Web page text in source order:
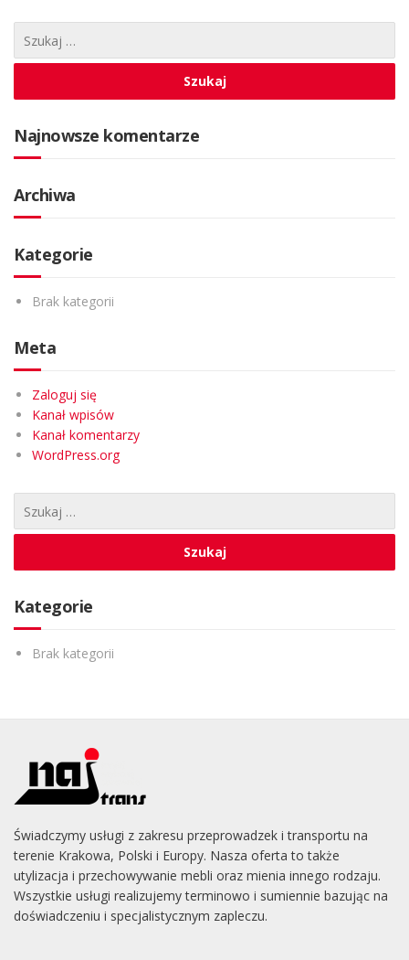
Najnowsze komentarze
Archiwa
Kategorie
Brak kategorii
Meta
Zaloguj się
Kanał wpisów
Kanał komentarzy
WordPress.org
Kategorie
Brak kategorii
Świadczymy usługi z zakresu przeprowadzek i transportu na
terenie Krakowa, Polski i Europy. Nasza oferta to także
utylizacja i przechowywanie mebli oraz mienia innego rodzaju.
Wszystkie usługi realizujemy terminowo i sumiennie bazując na
doświadczeniu i specjalistycznym zapleczu.